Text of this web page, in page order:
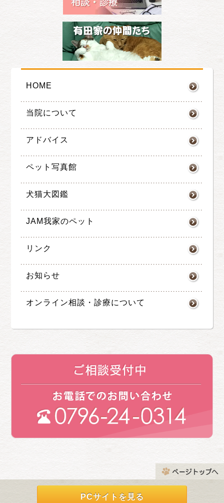
HOME
当院について
アドバイス
ペット写真館
犬猫大図鑑
JAM我家のペット
リンク
お知らせ
オンライン相談・診療について
PCサイトを見る